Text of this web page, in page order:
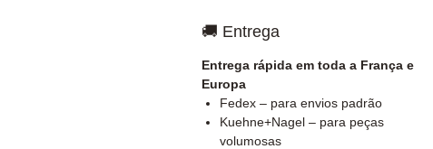
🚚 Entrega
Entrega rápida em toda a França e
Europa
Fedex – para envios padrão
Kuehne+Nagel – para peças
volumosas